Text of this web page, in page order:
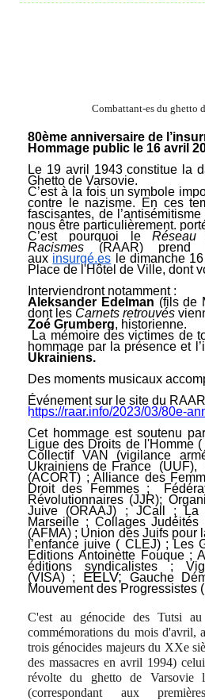
Combattant-es du ghetto de
80ème anniversaire de
Hommage public le 16 avril
Le 19 avril 1943 constitue la
Ghetto de Varsovie.
C’est à la fois un symbole
contre le nazisme. En ces
fascisantes, de
nous être particulièrement.
C’est pourquoi le
Racismes
(RAAR) prend
aux insurgé.es le dimanche
Place de l'Hôtel de Ville, dont
Interviendront notamment :
Aleksander Edelman (fils de
dont les Carnets retrouvés
Zoé Grumberg, historienne.
La mémoire des victimes de
hommage par la présence et
Ukrainiens.
Des moments musicaux
Événement sur le site du
https://raar.info/2023/03/80e-
Cet hommage est soutenu
Ligue des Droits de l'Homme
Collectif VAN (vigilance
Ukrainiens de France (UUF),
(ACORT) ; Alliance des
Droit des Femmes ;
Révolutionnaires (JJR);
Juive (ORAAJ) ; JCall ; La
Marseille ; Collages
(AFMA) ; Union des Juifs pour
l’enfance juive ( CLEJ) ;
Editions Antoinette Fouque ;
éditions syndicalistes ;
(VISA) ;
EELV;
Gauche
Mouvement des Progressistes
C'est au génocide des Tutsi
commémorations du mois d'avril,
trois génocides majeurs du XXe
des massacres en avril 1994)
révolte du ghetto de
(correspondant aux